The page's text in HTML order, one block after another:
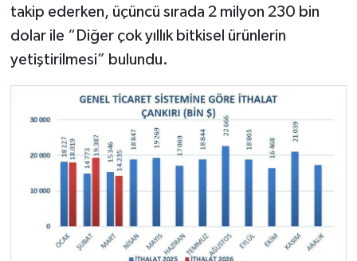
takip ederken, üçüncü sırada 2 milyon 230 bin
dolar ile “Diğer çok yıllık bitkisel ürünlerin
yetiştirilmesi” bulundu.